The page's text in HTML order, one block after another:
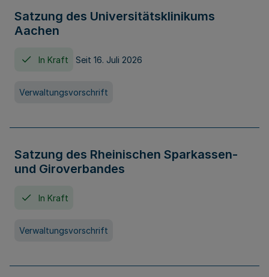
Satzung des Universitätsklinikums
Aachen
In Kraft Seit 16. Juli 2026
Verwaltungsvorschrift
Satzung des Rheinischen Sparkassen-
und Giroverbandes
In Kraft
Verwaltungsvorschrift